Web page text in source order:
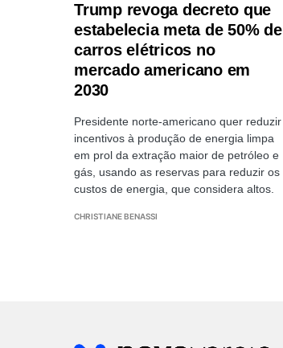
Trump revoga decreto que
estabelecia meta de 50% de
carros elétricos no
mercado americano em
2030
Presidente norte-americano quer reduzir
incentivos à produção de energia limpa
em prol da extração maior de petróleo e
gás, usando as reservas para reduzir os
custos de energia, que considera altos.
CHRISTIANE BENASSI